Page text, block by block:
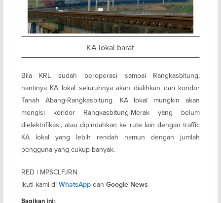
KA lokal barat
Bila KRL sudah beroperasi sampai Rangkasbitung,
nantinya KA lokal seluruhnya akan dialihkan dari koridor
Tanah Abang-Rangkasbitung. KA lokal mungkin akan
mengisi koridor Rangkasbitung-Merak yang belum
dielektrifikasi, atau dipindahkan ke rute lain dengan traffic
KA lokal yang lebih rendah namun dengan jumlah
pengguna yang cukup banyak.
RED | MPSCLFJRN
Ikuti kami di WhatsAppdan Google News
Bagikan ini: